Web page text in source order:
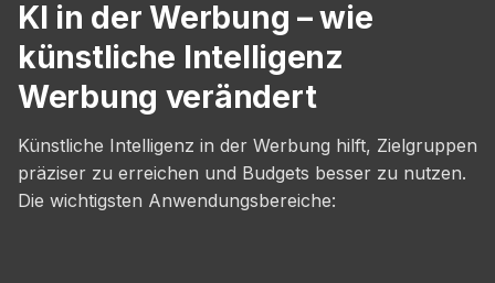
KI in der Werbung – wie
künstliche Intelligenz
Werbung verändert
Künstliche Intelligenz in der Werbung hilft, Zielgruppen
präziser zu erreichen und Budgets besser zu nutzen.
Die wichtigsten Anwendungsbereiche: